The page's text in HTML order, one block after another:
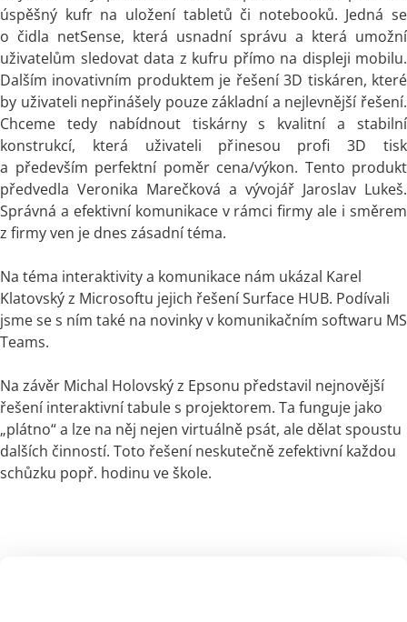
úspěšný kufr na uložení tabletů či notebooků. Jedná se
o čidla netSense, která usnadní správu a která umožní
uživatelům sledovat data z kufru přímo na displeji mobilu.
Dalším inovativním produktem je řešení 3D tiskáren, které
by uživateli nepřinášely pouze základní a nejlevnější řešení.
Chceme tedy nabídnout tiskárny s kvalitní a stabilní
konstrukcí, která uživateli přinesou profi 3D tisk
a především perfektní poměr cena/výkon. Tento produkt
předvedla Veronika Marečková a vývojář Jaroslav Lukeš.
Správná a efektivní komunikace v rámci firmy ale i směrem
z firmy ven je dnes zásadní téma.
Na téma interaktivity a komunikace nám ukázal Karel
Klatovský z Microsoftu jejich řešení Surface HUB. Podívali
jsme se s ním také na novinky v komunikačním softwaru MS
Teams.
Na závěr Michal Holovský z Epsonu představil nejnovější
řešení interaktivní tabule s projektorem. Ta funguje jako
„plátno“ a lze na něj nejen virtuálně psát, ale dělat spoustu
dalších činností. Toto řešení neskutečně zefektivní každou
schůzku popř. hodinu ve škole.